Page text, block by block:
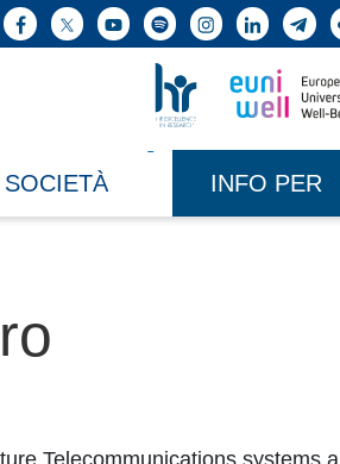
cerca
Facebook
X YouTube
SpotifyInstagram
LinkedIn
INFO PER
Telecommunications systems